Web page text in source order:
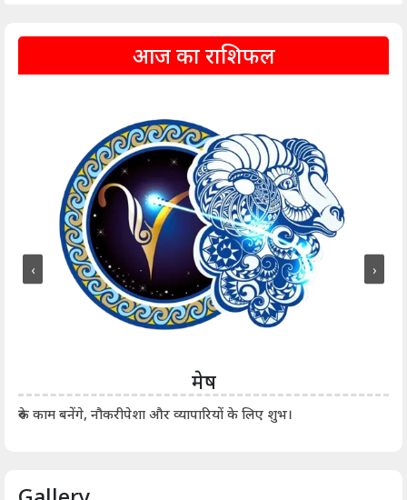
आज का राशिफल
मेष
रुके काम बनेंगे, नौकरीपेशा और व्यापारियों के लिए शुभ।
‹ ›